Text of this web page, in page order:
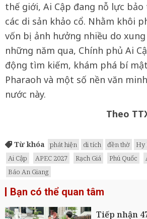
thế giới, Ai Cập đang nỗ lực
các di sản khảo cổ. Nhằm khôi
vốn bị ảnh hưởng nhiều do
những năm qua, Chính phủ Ai
động tìm kiếm, khám phá bí
Pharaoh và một số nền văn
nước này.
Theo
Từ khóa phát hiện di tích đền thờ
Hy
Ai Cập
APEC 2027 Rạch Giá Phú Quốc
Báo An Giang
Bạn có thể quan tâm
Tiếp nhận